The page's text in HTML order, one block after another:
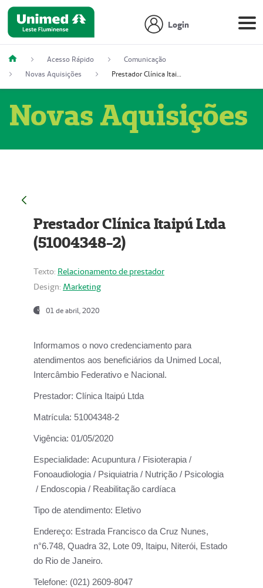
Login
Acesso Rápido
Comunicação
Novas Aquisições
Prestador Clínica Itaipú Ltda (51004348-2)
Novas Aquisições
Prestador Clínica Itaipú Ltda
(51004348-2)
Texto: Relacionamento de prestador
Design: Marketing
01 de abril, 2020
Informamos o novo credenciamento para
atendimentos aos beneficiários da Unimed Local,
Intercâmbio Federativo e Nacional.
Prestador: Clínica Itaipú Ltda
Matrícula: 51004348-2
Vigência: 01/05/2020
Especialidade: Acupuntura / Fisioterapia /
Fonoaudiologia / Psiquiatria / Nutrição / Psicologia
/ Endoscopia / Reabilitação cardíaca
Tipo de atendimento: Eletivo
Endereço: Estrada Francisco da Cruz Nunes,
n°6.748, Quadra 32, Lote 09, Itaipu, Niterói, Estado
do Rio de Janeiro.
Telefone: (021) 2609-8047